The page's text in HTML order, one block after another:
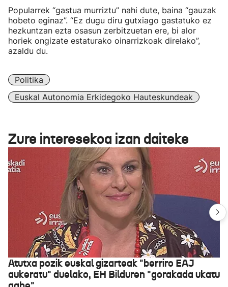
Popularrek “gastua murriztu” nahi dute, baina “gauzak
hobeto eginaz”. “Ez dugu diru gutxiago gastatuko ez
hezkuntzan ezta osasun zerbitzuetan ere, bi alor
horiek ongizate estaturako oinarrizkoak direlako”,
azaldu du.
Politika
Euskal Autonomia Erkidegoko Hauteskundeak
Zure interesekoa izan daiteke
Atutxa pozik euskal gizarteak "berriro EAJ
aukeratu" duelako, EH Bilduren "gorakada ukatu